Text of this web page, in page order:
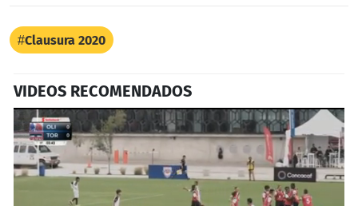
Clausura 2020
VIDEOS RECOMENDADOS